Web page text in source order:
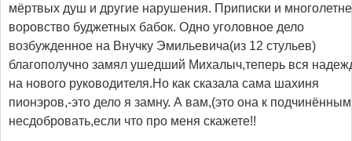
мёртвых душ и другие нарушения. Приписки и
воровство буджетных бабок. Одно уголовное дело
возбужденное на Внучку Эмильевича(из 12 стульев)
благополучно замял ушедший Михалыч,теперь вся
на нового руководителя.Но как сказала сама шахиня
пионэров,-это дело я замну. А вам,(это она к
несдобровать,если что про меня скажете!!